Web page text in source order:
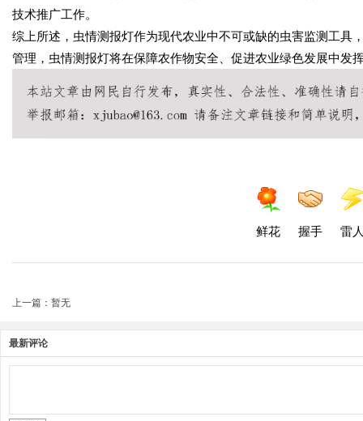
技术推广工作。
综上所述，虫情测报灯作为现代农业中不可或缺的虫害监测工具
管理，虫情测报灯将在保障农作物安全、促进农业绿色发展中发
鲜花 握手 雷
上一篇：暂无
最新评论